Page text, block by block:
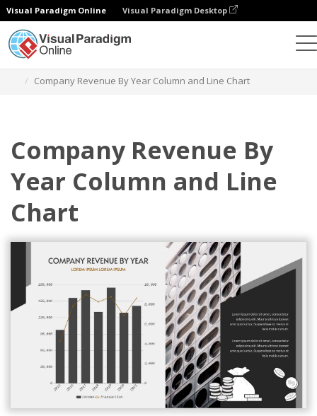
Visual Paradigm Online Visual Paradigm Desktop
Company Revenue By Year Column and Line Chart
Company Revenue By
Year Column and Line
Chart